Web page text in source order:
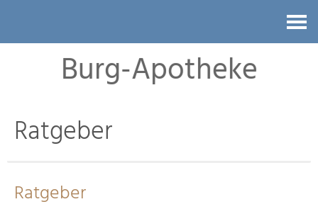
Burg-Apotheke
Ratgeber
Ratgeber